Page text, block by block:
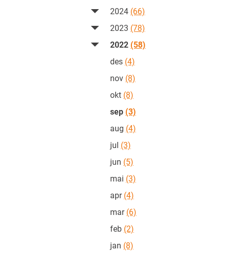
2024 (66)
2023 (78)
2022 (58)
des (4)
nov (8)
okt (8)
sep (3)
aug (4)
jul (3)
jun (5)
mai (3)
apr(4)
mar(6)
feb (2)
jan (8)